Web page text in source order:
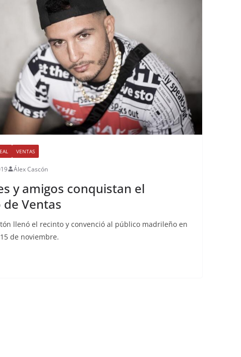
VENTAS
Álex Cascón
y amigos conquistan el
Ventas
llenó el recinto y convenció al público madrileño en
de noviembre.